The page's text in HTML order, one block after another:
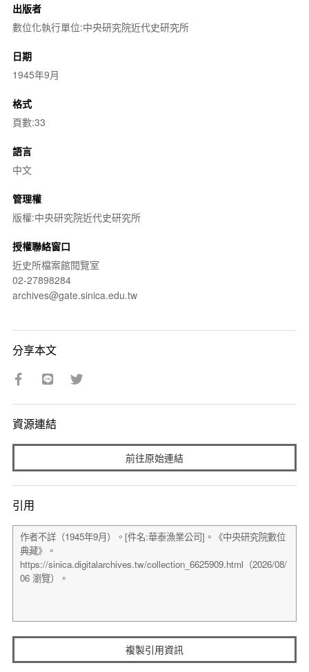
出版者
數位化執行單位:中央研究院近代史研究所
日期
1945年9月
格式
頁數:33
語言
中文
管理權
版權:中央研究院近代史研究所
授權聯絡窗口
近史所檔案館閱覽室
02-27898284
archives@gate.sinica.edu.tw
分享本文
資源連結
前往原始連結
引用
複製引用資訊